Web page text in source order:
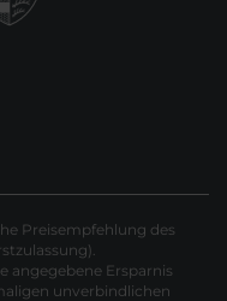
Preisempfehlung des
angegebene Ersparnis
unverbindlichen